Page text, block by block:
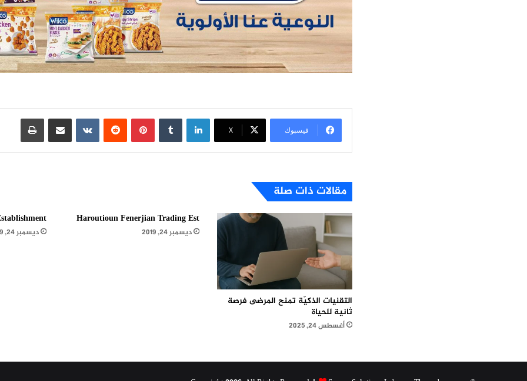
فيسبوك X
لينكدإن بينتيريست مشاركة عبر البريد طباعة
مقالات ذات صلة
التقنيات الذكيّة تمنح المرضى فرصة
ثانية للحياة
أغسطس 24, 2025
Haroutioun Fenerjian Trading Est
ديسمبر 24, 2019 ديسمبر 24, 2019